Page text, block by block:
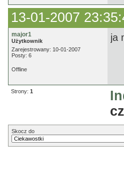
13-01-2007
major1
Użytkownik
Zarejestrowany: 10-01-2007
Posty: 6
ja
Offline
Strony: 1
Skocz do